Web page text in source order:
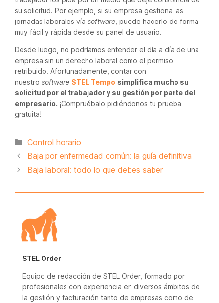
su solicitud. Por ejemplo, si su empresa gestiona las
jornadas laborales vía software , puede hacerlo de forma
muy fácil y rápida desde su panel de usuario.
Desde luego, no podríamos entender el día a día de una
empresa sin un derecho laboral como el permiso
retribuido. Afortunadamente, contar con
nuestro software STEL Tempo simplifica mucho su
solicitud por el trabajador y su gestión por parte del
empresario. ¡Compruébalo pidiéndonos tu prueba
gratuita!
Categorías
Control horario
Baja por enfermedad común: la guía definitiva
Baja laboral: todo lo que debes saber
STEL Order
Equipo de redacción de STEL Order, formado por
profesionales con experiencia en diversos ámbitos de
la gestión y facturación tanto de empresas como de